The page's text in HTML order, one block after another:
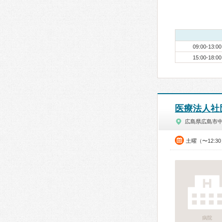
09:00-13:00
15:00-18:00
医療法人
広島県広島市
土曜（〜12:30
病院